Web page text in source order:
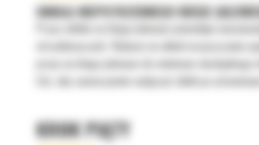
UNIKAJ NIEPOTRZEBNEGO BIEGU
Praca silnika na biegu jałowym powoduje
wtryskiwaczach. Wpływa na układ
pracy na biegu jałowym do minimum
Cat, aby samoczynnie wyłączyć silnik po
KROK PIĄTY